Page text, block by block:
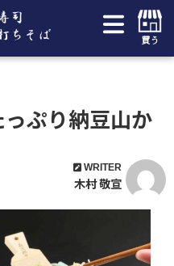
買う
っぷり納豆山か
WRITER
木村 敬宣